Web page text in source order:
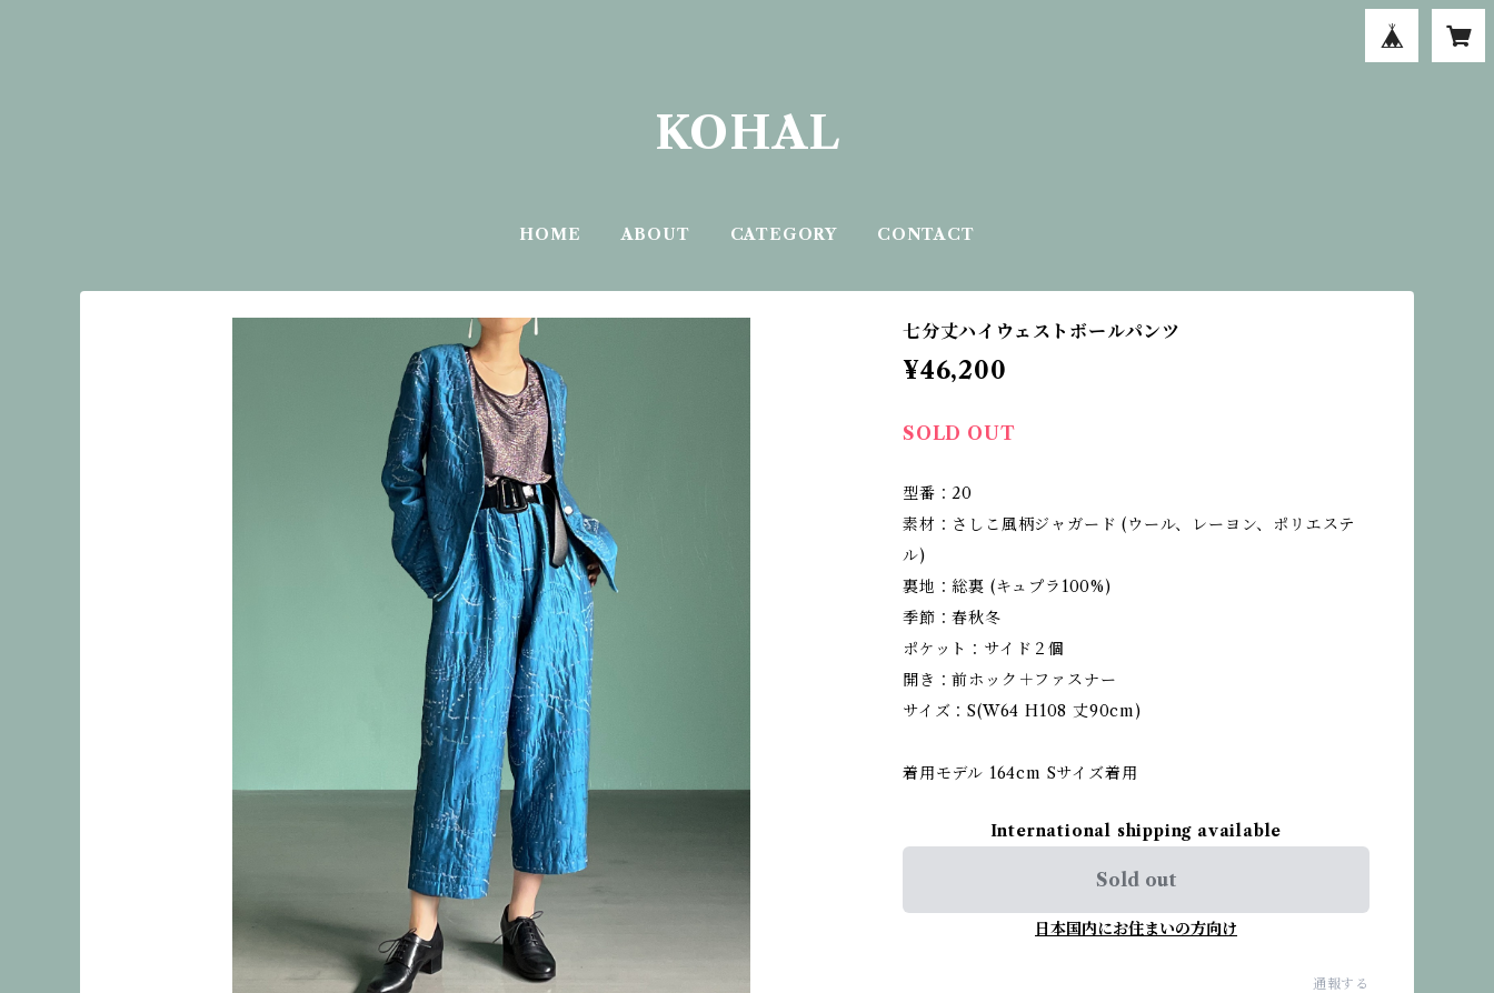
KOHAL
HOME ABOUT CATEGORY CONTACT
七分丈ハイウェストボールパンツ
¥46,200
SOLD OUT
型番：20
素材：さしこ風柄ジャガード (ウール、レーヨン、ポリエステ
ル)
裏地：総裏 (キュプラ100%)
季節：春秋冬
ポケット：サイド２個
開き：前ホック＋ファスナー
サイズ：S(W64 H108 丈90cm)
着用モデル 164cm Sサイズ着用
International shipping available
Sold out
日本国内にお住まいの方向け
通報する